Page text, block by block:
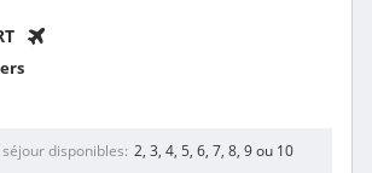
disponibles 2, 3, 4, 5, 6, 7, 8, 9 ou 10